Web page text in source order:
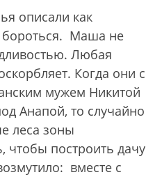
описали как
бороться. Маша не
Любая
Когда они с
мужем Никитой
Анапой, то случайно
леса зоны
чтобы построить дачу
вместе с